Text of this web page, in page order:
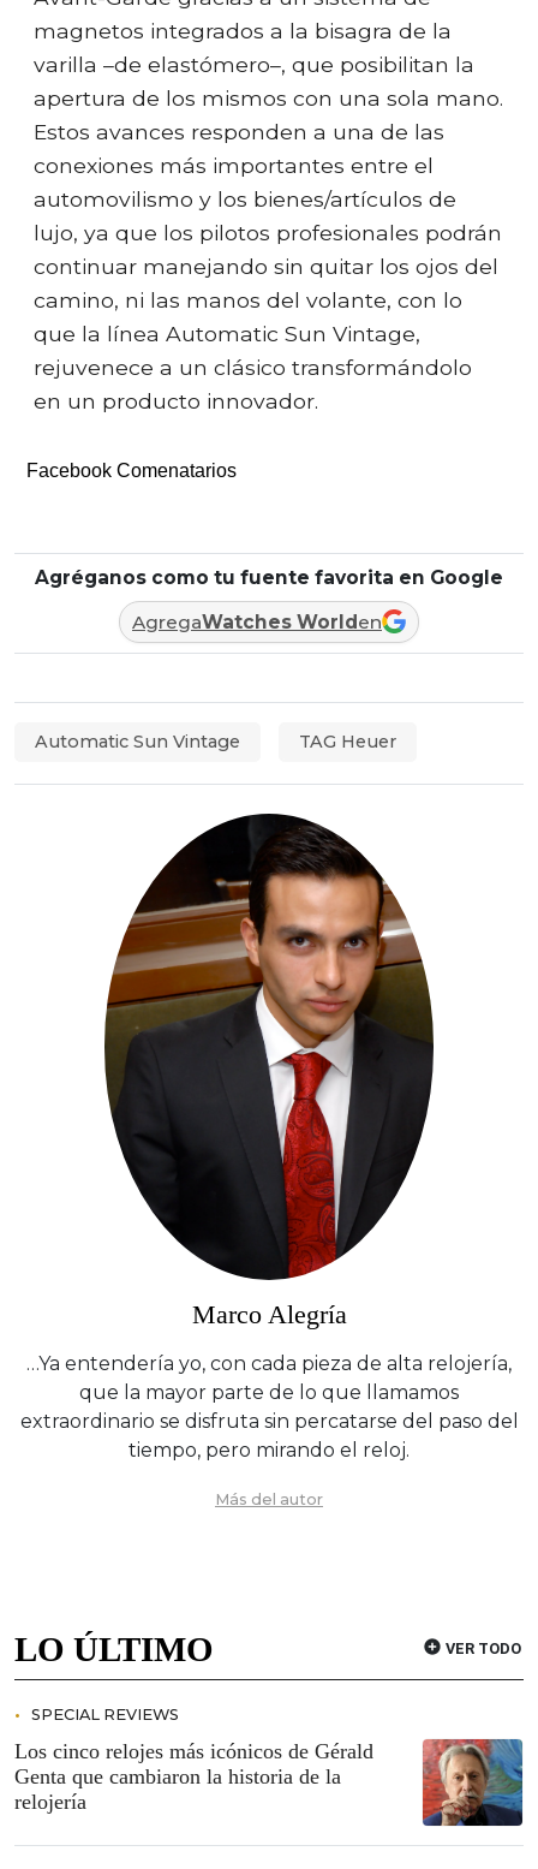
magnetos integrados a la bisagra de la
varilla –de elastómero–, que posibilitan la
apertura de los mismos con una sola mano.
Estos avances responden a una de las
conexiones más importantes entre el
automovilismo y los bienes/artículos de
lujo, ya que los pilotos profesionales podrán
continuar manejando sin quitar los ojos del
camino, ni las manos del volante, con lo
que la línea Automatic Sun Vintage,
rejuvenece a un clásico transformándolo
en un producto innovador.
Facebook Comenatarios
Agréganos como tu fuente favorita en Google
AgregaWatches Worlden
Automatic Sun Vintage TAG Heuer
Marco Alegría
…Ya entendería yo, con cada pieza de alta relojería,
que la mayor parte de lo que llamamos
extraordinario se disfruta sin percatarse del paso del
tiempo, pero mirando el reloj.
Más del autor
LO ÚLTIMO VER TODO
SPECIAL REVIEWS
Los cinco relojes más icónicos de Gérald
Genta que cambiaron la historia de la
relojería